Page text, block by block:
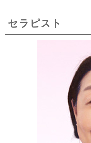
セラピスト